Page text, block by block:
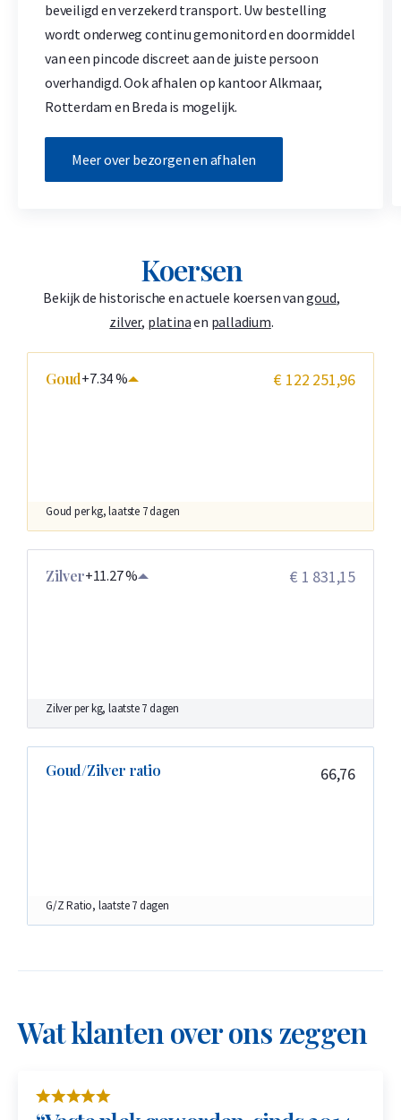
beveiligd en verzekerd transport. Uw bestelling
wordt onderweg continu gemonitord en doormiddel
van een pincode discreet aan de juiste persoon
overhandigd. Ook afhalen op kantoor Alkmaar,
Rotterdam en Breda is mogelijk.
Meer over bezorgen en afhalen
Koersen
Bekijk de historische en actuele koersen vangoud,
zilver, platinaen palladium.
Goud+7.34 % € 122 251,96
Goud per kg, laatste 7 dagen
Zilver+11.27 % € 1 831,15
Zilver per kg, laatste 7 dagen
Goud/Zilver ratio 66,76
G/Z Ratio, laatste 7 dagen
Wat klanten over ons zeggen